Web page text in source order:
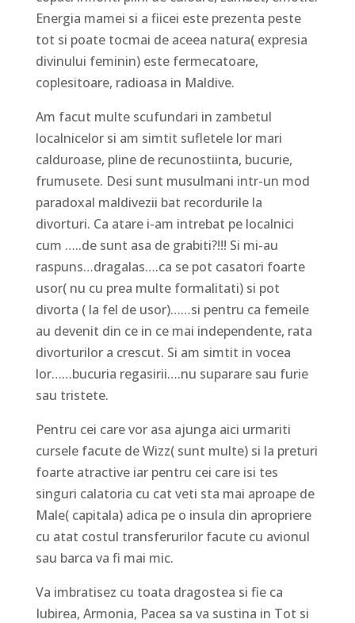
Energia mamei si a fiicei este prezenta peste
tot si poate tocmai de aceea natura( expresia
divinului feminin) este fermecatoare,
coplesitoare, radioasa in Maldive.
Am facut multe scufundari in zambetul
localnicelor si am simtit sufletele lor mari
calduroase, pline de recunostiinta, bucurie,
frumusete. Desi sunt musulmani intr-un mod
paradoxal maldivezii bat recordurile la
divorturi. Ca atare i-am intrebat pe localnici
cum …..de sunt asa de grabiti?!!! Si mi-au
raspuns…dragalas….ca se pot casatori foarte
usor( nu cu prea multe formalitati) si pot
divorta ( la fel de usor)……si pentru ca femeile
au devenit din ce in ce mai independente, rata
divorturilor a crescut. Si am simtit in vocea
lor……bucuria regasirii….nu suparare sau furie
sau tristete.
Pentru cei care vor asa ajunga aici urmariti
cursele facute de Wizz( sunt multe) si la preturi
foarte atractive iar pentru cei care isi tes
singuri calatoria cu cat veti sta mai aproape de
Male( capitala) adica pe o insula din apropriere
cu atat costul transferurilor facute cu avionul
sau barca va fi mai mic.
Va imbratisez cu toata dragostea si fie ca
Iubirea, Armonia, Pacea sa va sustina in Tot si